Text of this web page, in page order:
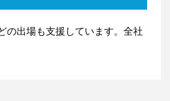
の出場も支援しています。全社